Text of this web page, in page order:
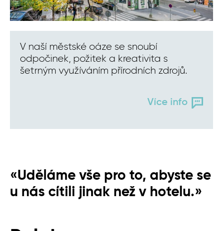
V naší městské oáze se snoubí
odpočinek, požitek a kreativita s
šetrným využíváním přírodních zdrojů.
Více info
«Uděláme vše pro to, abyste se
u nás cítili jinak než v hotelu.»